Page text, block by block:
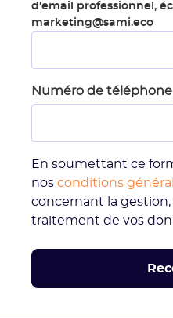
d'email professionnel,
marketing@sami.eco
Numéro de téléphone
En soumettant ce
nos conditions
concernant la
traitement de vos